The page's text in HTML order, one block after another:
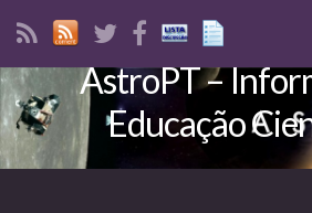
Search for:
AstroPT –
Educação